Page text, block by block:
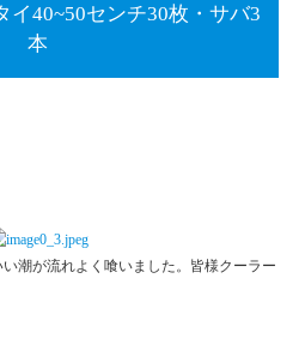
イ40~50センチ30枚・サバ3
本
潮が流れよく喰いました。皆様クーラー